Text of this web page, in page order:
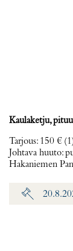
Kaulaketju,
Tarjous: 150 €
Johtava huuto:
Hakaniemen